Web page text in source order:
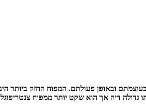
ובאופן פעולתם. המפוח החזק ביותר הינו
גדולה דיה אך הוא שקט יותר ממפוח